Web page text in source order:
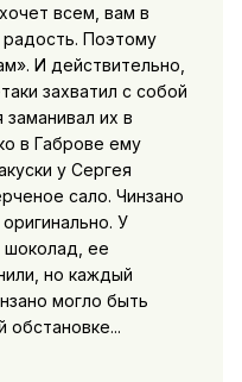
всем, вам в
Поэтому
И действительно,
захватил с собой
их в
в Габрове ему
у Сергея
сало. Чинзано
У
шоколад, ее
но каждый
могло быть